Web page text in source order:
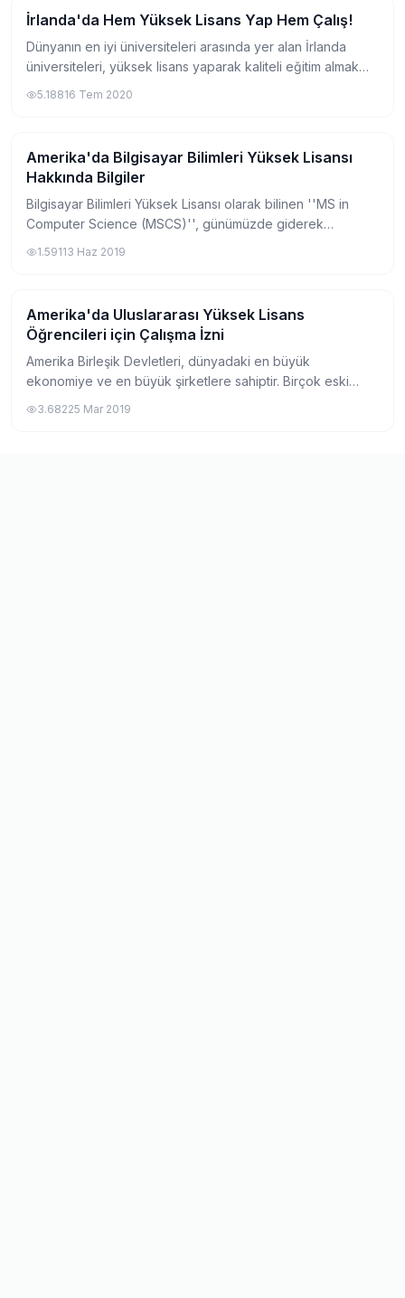
Yurtdışında Master
İrlanda'da Hem Yüksek Lisans Yap Hem Çalış!
Dünyanın en iyi üniversiteleri arasında yer alan İrlanda
üniversiteleri, yüksek lisans yaparak kaliteli eğitim almak
5.18816 Tem 2020
Yurtdışında Master
Amerika'da Bilgisayar Bilimleri Yüksek Lisansı
Hakkında Bilgiler
Bilgisayar Bilimleri Yüksek Lisansı olarak bilinen ''MS in
Computer Science (MSCS)'', günümüzde giderek
1.59113 Haz 2019
Yurtdışında Master
Amerika'da Uluslararası Yüksek Lisans
Öğrencileri için Çalışma İzni
Amerika Birleşik Devletleri, dünyadaki en büyük
ekonomiye ve en büyük şirketlere sahiptir. Birçok eski
3.68225 Mar 2019